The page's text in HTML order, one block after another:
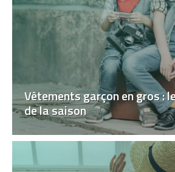
Vêtements garçon en gros :
de la saison